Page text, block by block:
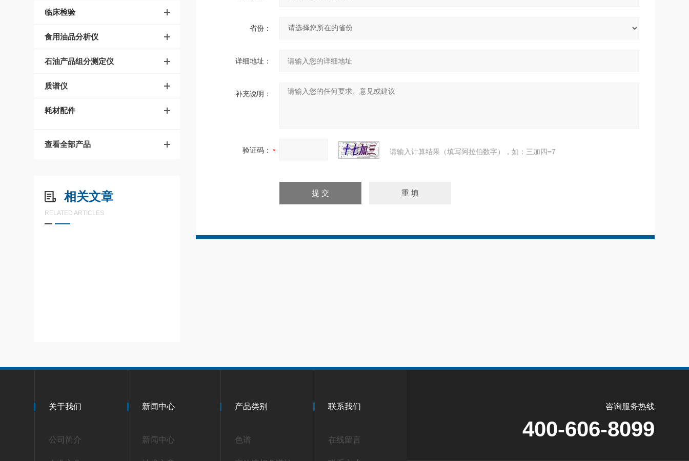
临床检验
食用油品分析仪
石油产品组分测定仪
质谱仪
耗材配件
查看全部产品
相关文章
RELATED ARTICLES
省份：
详细地址：
补充说明：
验证码： 请输入计算结果（填写阿拉伯数字），如：三加四=7
关于我们
公司简介
新闻中心
新闻中心
产品类别
色谱
联系我们
在线留言
咨询服务热线
400-606-8099